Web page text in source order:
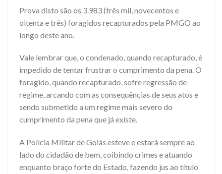
Prova disto são os 3.983 (três mil, novecentos e
oitenta e três) foragidos recapturados pela PMGO ao
longo deste ano.
Vale lembrar que, o condenado, quando recapturado, é
impedido de tentar frustrar o cumprimento da pena. O
foragido, quando recapturado, sofre regressão de
regime, arcando com as consequências de seus atos e
sendo submetido a um regime mais severo do
cumprimento da pena que já existe.
A Polícia Militar de Goiás esteve e estará sempre ao
lado do cidadão de bem, coibindo crimes e atuando
enquanto braço forte do Estado, fazendo jus ao título